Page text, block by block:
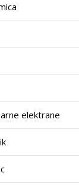
elektrane